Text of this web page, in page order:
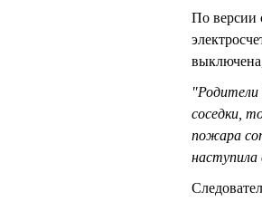
По версии
"Родители
соседки,
пожара
наступила